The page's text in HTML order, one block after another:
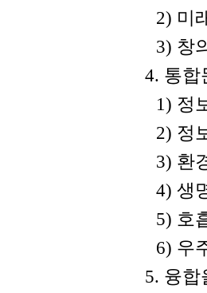
2) 미
3) 창
4. 통합
1) 정
2) 정
3) 환
4) 생
5) 호
6) 우
5. 융합